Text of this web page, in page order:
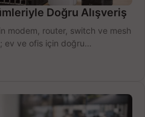
Doğru Alışveriş
modem, router, switch ve mesh
ev ve ofis için doğru